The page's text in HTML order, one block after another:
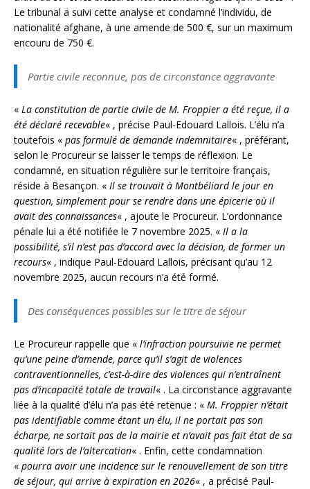
Le tribunal a suivi cette analyse et condamné l’individu, de
nationalité afghane, à une amende de 500 €, sur un maximum
encouru de 750 €.
Partie civile reconnue, pas de circonstance aggravante
« La constitution de partie civile de M. Froppier a été reçue, il a
été déclaré recevable« , précise Paul-Edouard Lallois. L’élu n’a
toutefois « pas formulé de demande indemnitaire« , préférant,
selon le Procureur se laisser le temps de réflexion. Le
condamné, en situation régulière sur le territoire français,
réside à Besançon. « Il se trouvait à Montbéliard le jour en
question, simplement pour se rendre dans une épicerie où il
avait des connaissances« , ajoute le Procureur. L’ordonnance
pénale lui a été notifiée le 7 novembre 2025. « Il a la
possibilité, s’il n’est pas d’accord avec la décision, de former un
recours« , indique Paul-Edouard Lallois, précisant qu’au 12
novembre 2025, aucun recours n’a été formé.
Des conséquences possibles sur le titre de séjour
Le Procureur rappelle que « l’infraction poursuivie ne permet
qu’une peine d’amende, parce qu’il s’agit de violences
contraventionnelles, c’est-à-dire des violences qui n’entraînent
pas d’incapacité totale de travail« . La circonstance aggravante
liée à la qualité d’élu n’a pas été retenue : « M. Froppier n’était
pas identifiable comme étant un élu, il ne portait pas son
écharpe, ne sortait pas de la mairie et n’avait pas fait état de sa
qualité lors de l’altercation« . Enfin, cette condamnation
« pourra avoir une incidence sur le renouvellement de son titre
de séjour, qui arrive à expiration en 2026« , a précisé Paul-